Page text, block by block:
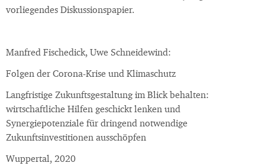
vorliegendes Diskussionspapier.
Manfred Fischedick, Uwe Schneidewind:
Folgen der Corona-Krise und Klimaschutz
Langfristige Zukunftsgestaltung im Blick behalten:
wirtschaftliche Hilfen geschickt lenken und
Synergiepotenziale für dringend notwendige
Zukunftsinvestitionen ausschöpfen
Wuppertal, 2020